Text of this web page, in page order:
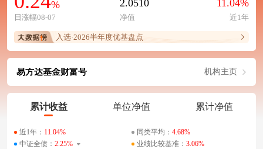
%
日涨幅08-07
2.0510
净值
11.04%
近1年
入选·2026半年度优基盘点
易方达基金财富号 机构主页
累计收益 单位净值 累计净值
近1年： 11.04% 同类平均： 4.68%
中证全债： 2.25% 业绩比较基准： 3.06%